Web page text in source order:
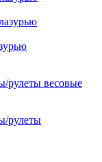
рулеты весовые
рулеты